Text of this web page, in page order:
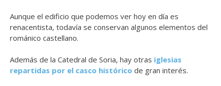
Aunque el edificio que podemos ver hoy en día es
renacentista, todavía se conservan algunos elementos del
románico castellano.
Además de la Catedral de Soria, hay otras iglesias
repartidas por el casco histórico de gran interés.